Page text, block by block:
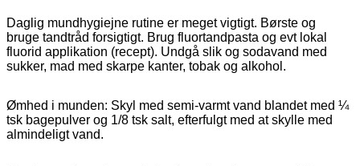
Daglig mundhygiejne rutine er meget vigtigt. Børste og
bruge tandtråd forsigtigt. Brug fluortandpasta og evt lokal
fluorid applikation (recept). Undgå slik og sodavand med
sukker, mad med skarpe kanter, tobak og alkohol.
Ømhed i munden: Skyl med semi-varmt vand blandet med ¼
tsk bagepulver og 1/8 tsk salt, efterfulgt med at skylle med
almindeligt vand.